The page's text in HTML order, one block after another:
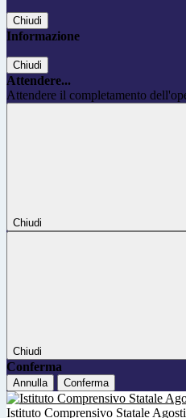
Chiudi
Informazione
Chiudi
Attendere...
Attendere il completamento
Chiudi
Chiudi
Conferma
Annulla Conferma
Istituto Comprensivo Statale